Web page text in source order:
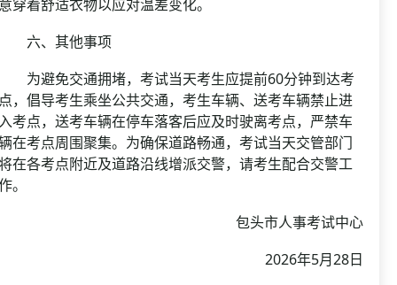
穿着舒适衣物以应对温差变化。
、其他事项
避免交通拥堵，考试当天考生应提前60分钟到达考
，倡导考生乘坐公共交通，考生车辆、送考车辆禁止进
考点，送考车辆在停车落客后应及时驶离考点，严禁车
在考点周围聚集。为确保道路畅通，考试当天交管部门
在各考点附近及道路沿线增派交警，请考生配合交警工
。
包头市人事考试中心
2026年5月28日